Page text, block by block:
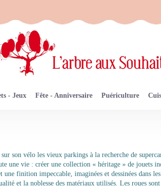
- Jeux Fête - Anniversaire Puériculture
son vélo les vieux parkings à la recherche de
une vie : créer une collection « héritage » de
finition impeccable, imaginées et dessinées dans
et la noblesse des matériaux utilisés. Les roues